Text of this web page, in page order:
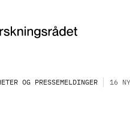
OG PRESSEMELDINGER 16